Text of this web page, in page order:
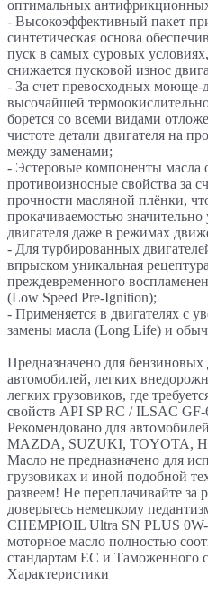
оптимальных
- Высокоэффективный пакет
синтетическая основа
пуск в самых суровых
снижается пусковой износ
- За счет превосходных
высочайшей
борется со всеми видами
чистоте детали двигателя на
между заменами;
- Эстеровые компоненты масла
противоизносные свойства за
прочности масляной плёнки,
прокачиваемостью
двигателя даже в режимах
- Для турбированных
впрыском уникальная
преждевременного
(Low Speed Pre-Ignition);
- Применяется в двигателях с
замены масла (Long Life) и
Предназначено для бензиновых
автомобилей, легких
легких грузовиков, где
свойств API SP RC / ILSAC
Рекомендовано для
MAZDA, SUZUKI, TOYOTA,
Масло не предназначено для
грузовиках и иной подобной
развеем! Не переплачивайте за
доверьтесь немецкому
CHEMPIOIL Ultra SN PLUS
моторное масло полностью
стандартам ЕС и Таможенного
Характеристики